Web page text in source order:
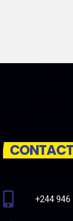
+244 946